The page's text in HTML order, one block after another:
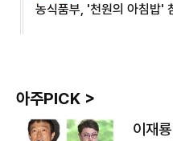
농식품부, '천원의 아침밥'
아주PICK >
이재